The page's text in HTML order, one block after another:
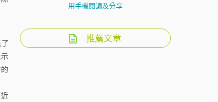
用手機閱讀及分享
推薦文章